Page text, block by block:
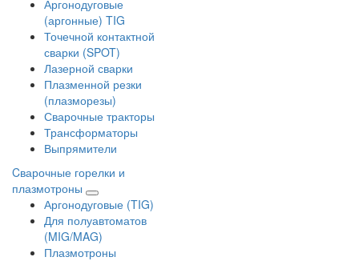
Аргонодуговые
(аргонные) TIG
Точечной контактной
сварки (SPOT)
Лазерной сварки
Плазменной резки
(плазморезы)
Сварочные тракторы
Трансформаторы
Выпрямители
Cварочные горелки и
плазмотроны
Аргонодуговые (TIG)
Для полуавтоматов
(MIG/MAG)
Плазмотроны